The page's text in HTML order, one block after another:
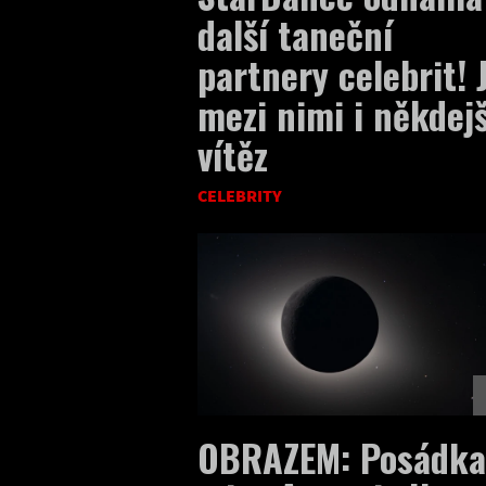
další taneční
partnery celebrit!
mezi nimi i
vítěz
CELEBRITY
OBRAZEM: Posádka